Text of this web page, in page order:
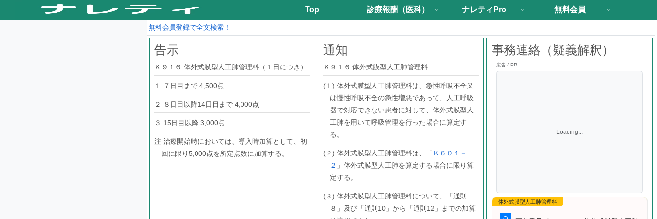
Top 診療報酬（医科） ナレティPro 無料会員
無料会員登録で全文検索！
告示
Ｋ９１６ 体外式膜型人工肺管理料（１日につき）
１ ７日目まで 4,500点
２ ８日目以降14日目まで 4,000点
３ 15日目以降 3,000点
注 治療開始時においては、導入時加算として、初
回に限り5,000点を所定点数に加算する。
通知
Ｋ９１６ 体外式膜型人工肺管理料
(１) 体外式膜型人工肺管理料は、急性呼吸不全又
は慢性呼吸不全の急性増悪であって、人工呼吸
器で対応できない患者に対して、体外式膜型人
工肺を用いて呼吸管理を行った場合に算定す
る。
(２) 体外式膜型人工肺管理料は、「 Ｋ６０１－
２ 」体外式膜型人工肺を算定する場合に限り算
定する。
(３) 体外式膜型人工肺管理料について、「通則
８」及び「通則10」から「通則12」までの加算
事務連絡（疑義解釈）
広告 / PR
Loading...